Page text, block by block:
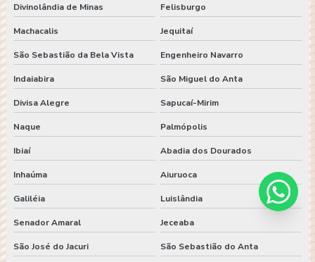
Divinolândia de Minas Felisburgo
Machacalis Jequitaí
São Sebastião da Bela Vista Engenheiro Navarro
Indaiabira São Miguel do Anta
Divisa Alegre Sapucaí-Mirim
Naque Palmópolis
Ibiaí Abadia dos Dourados
Inhaúma Aiuruoca
Galiléia Luislândia
Senador Amaral Jeceaba
São José do Jacuri São Sebastião do Anta